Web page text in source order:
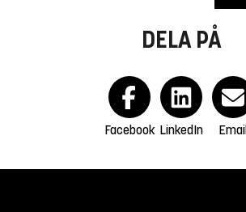
DELA PÅ
Facebook LinkedIn Email